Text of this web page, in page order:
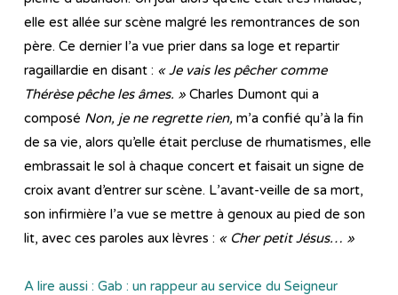
elle est allée sur scène malgré les remontrances de son
père. Ce dernier l’a vue prier dans sa loge et repartir
ragaillardie en disant : « Je vais les pêcher comme
Thérèse pêche les âmes. » Charles Dumont qui a
composé Non, je ne regrette rien, m’a confié qu’à la fin
de sa vie, alors qu’elle était percluse de rhumatismes, elle
embrassait le sol à chaque concert et faisait un signe de
croix avant d’entrer sur scène. L’avant-veille de sa mort,
son infirmière l’a vue se mettre à genoux au pied de son
lit, avec ces paroles aux lèvres : « Cher petit Jésus… »
A lire aussi : Gab : un rappeur au service du Seigneur